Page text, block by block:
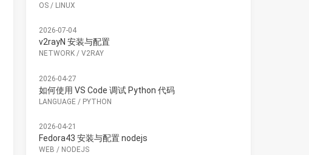
OS / LINUX
2026-07-04
v2rayN 安装与配置
NETWORK / V2RAY
2026-04-27
如何使用 VS Code 调试 Python 代码
LANGUAGE / PYTHON
2026-04-21
Fedora43 安装与配置 nodejs
WEB / NODEJS